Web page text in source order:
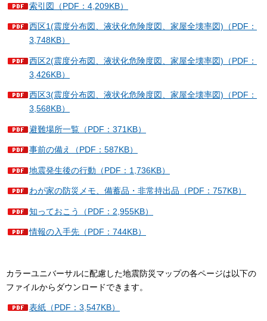
索引図（PDF：4,209KB）
西区1(震度分布図、液状化危険度図、家屋全壊率図)（PDF：
3,748KB）
西区2(震度分布図、液状化危険度図、家屋全壊率図)（PDF：
3,426KB）
西区3(震度分布図、液状化危険度図、家屋全壊率図)（PDF：
3,568KB）
避難場所一覧（PDF：371KB）
事前の備え（PDF：587KB）
地震発生後の行動（PDF：1,736KB）
わが家の防災メモ、備蓄品・非常持出品（PDF：757KB）
知っておこう（PDF：2,955KB）
情報の入手先（PDF：744KB）
カラーユニバーサルに配慮した地震防災マップの各ページは以下の
ファイルからダウンロードできます。
表紙（PDF：3,547KB）